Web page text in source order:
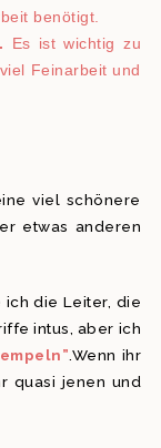
benötigt.
Es ist wichtig zu
Feinarbeit und
viel schönere
etwas anderen
ich die Leiter, die
intus, aber ich
.Wenn ihr
quasi jenen und